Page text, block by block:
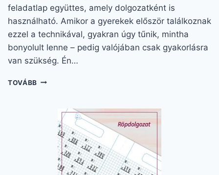
feladatlap együttes, amely dolgozatként is
használható. Amikor a gyerekek először találkoznak
ezzel a technikával, gyakran úgy tűnik, mintha
bonyolult lenne – pedig valójában csak gyakorlásra
van szükség. Én…
TOVÁBB ÍRÁSBELI
OSZTÁLY:
INGYENES
FELADATLAP
VERZIÓBAN!